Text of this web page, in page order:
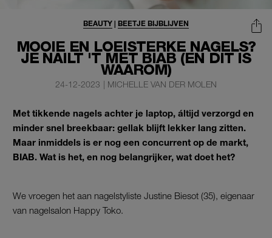
MOOIE EN LOEISTERKE NAGELS?
JE NAILT 'T MET BIAB (EN DIT IS
WAAROM)
BEAUTY | BEETJE BIJBLIJVEN
24-12-2023 | MICHELLE VAN DER MOLEN
Met tikkende nagels achter je laptop, áltijd verzorgd en
minder snel breekbaar: gellak blijft lekker lang zitten.
Maar inmiddels is er nog een concurrent op de markt,
BIAB. Wat is het, en nog belangrijker, wat doet het?
We vroegen het aan nagelstyliste Justine Biesot (35), eigenaar
van nagelsalon Happy Toko.